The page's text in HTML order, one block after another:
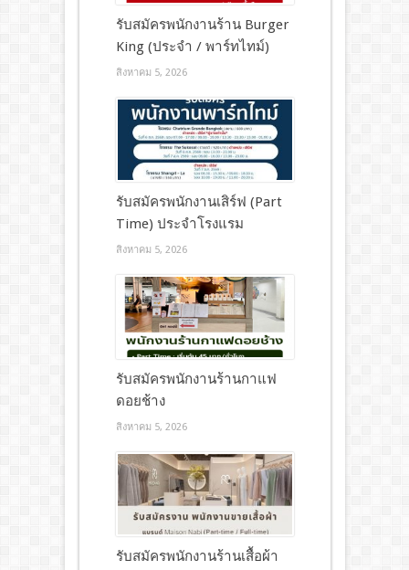
รับสมัครพนักงานร้าน Burger
King (ประจำ / พาร์ทไทม์)
สิงหาคม 5, 2026
รับสมัครพนักงานเสิร์ฟ (Part
Time) ประจำโรงแรม
สิงหาคม 5, 2026
รับสมัครพนักงานร้านกาแฟ
ดอยช้าง
สิงหาคม 5, 2026
รับสมัครพนักงานร้านเสื้อผ้า